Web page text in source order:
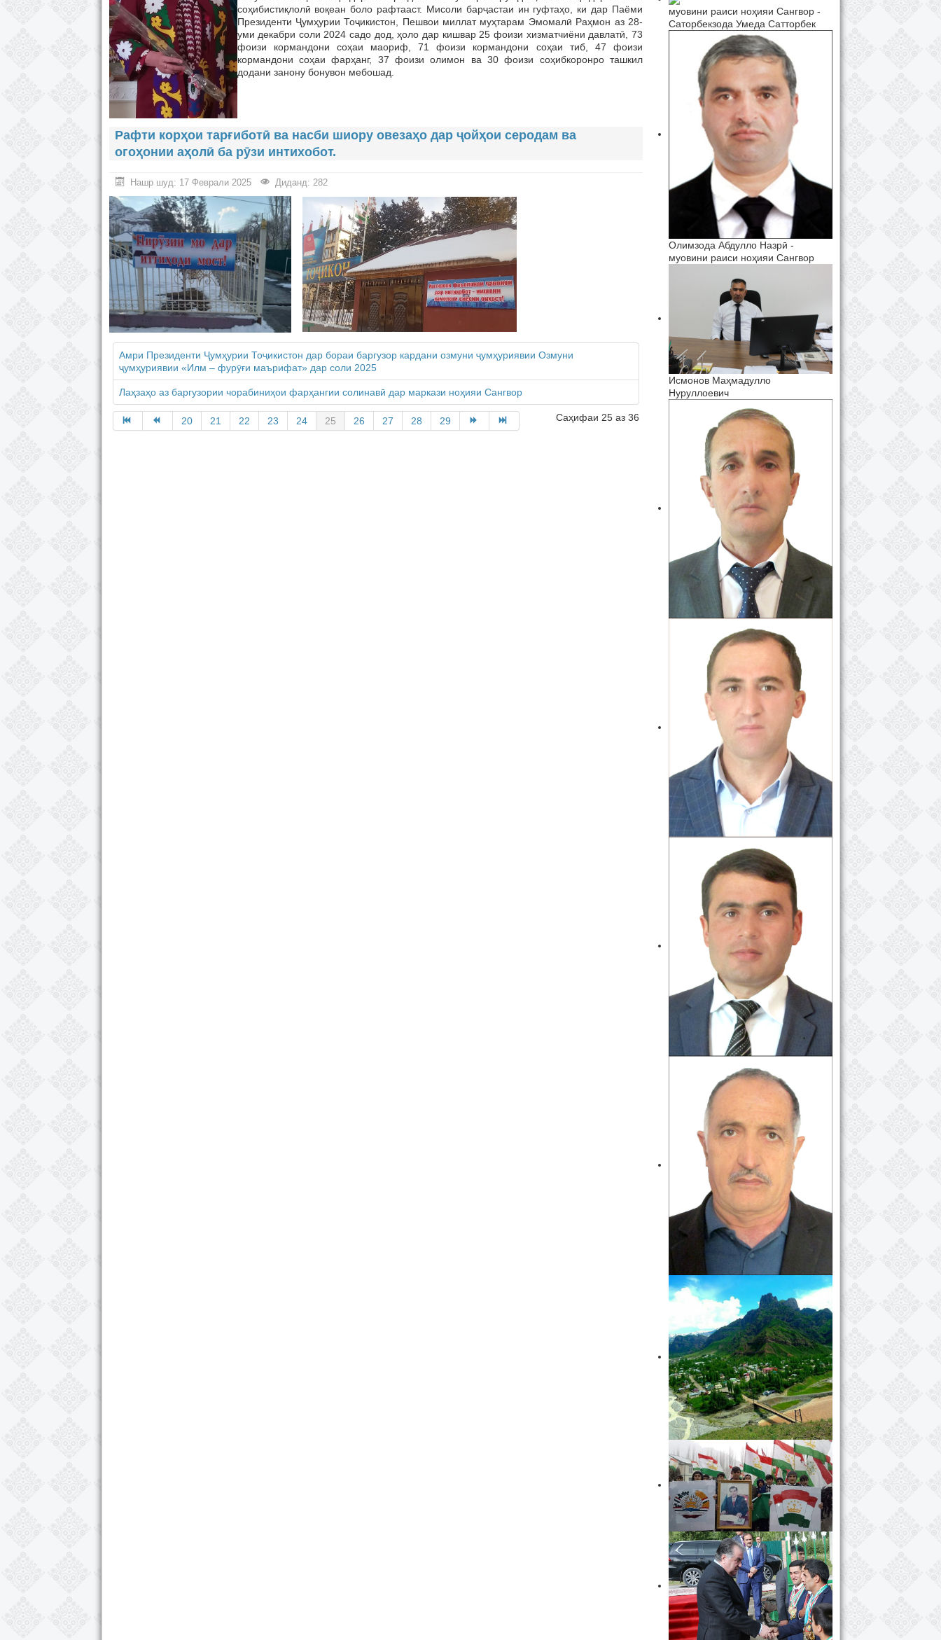
соҳибистиқлолӣ воқеан боло рафтааст. Мисоли барҷастаи ин гуфтаҳо, ки дар Паёми
Президенти Ҷумҳурии Тоҷикистон, Пешвои миллат муҳтарам Эмомалӣ Раҳмон аз 28-
уми декабри соли 2024 садо дод, ҳоло дар кишвар 25 фоизи хизматчиёни давлатӣ, 73
фоизи кормандони соҳаи маориф, 71 фоизи кормандони соҳаи тиб, 47 фоизи
кормандони соҳаи фарҳанг, 37 фоизи олимон ва 30 фоизи соҳибкоронро ташкил
додани занону бонувон мебошад.
Рафти корҳои тарғиботӣ ва насби шиору овезаҳо дар ҷойҳои серодам ва
огоҳонии аҳолӣ ба рӯзи интихобот.
Нашр шуд: 17 Феврали 2025 Диданд: 282
Амри Президенти Ҷумҳурии Тоҷикистон дар бораи баргузор кардани озмуни ҷумҳуриявии Озмуни
ҷумҳуриявии «Илм – фурӯғи маърифат» дар соли 2025
Лаҳзаҳо аз баргузории чорабиниҳои фарҳангии солинавӣ дар маркази ноҳияи Сангвор
Саҳифаи 25 аз 36
20 21 22 23 24 25 26 27 28 29
муовини раиси ноҳияи Сангвор -
Саторбекзода Умеда Сатторбек
Олимзода Абдулло Назрӣ -
муовини раиси ноҳияи Сангвор
Исмонов Маҳмадулло
Нуруллоевич